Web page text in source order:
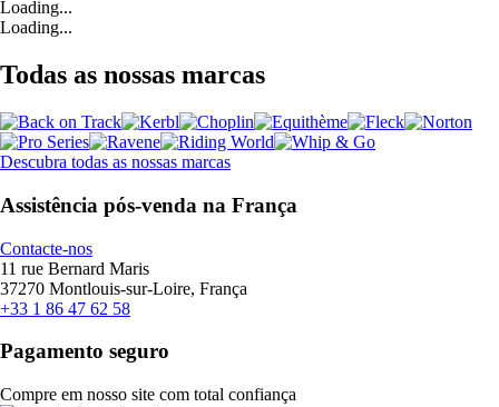
Loading...
Loading...
Todas as nossas marcas
Descubra todas as nossas marcas
Assistência pós-venda na França
Contacte-nos
11 rue Bernard Maris
37270 Montlouis-sur-Loire, França
+33 1 86 47 62 58
Pagamento seguro
Compre em nosso site com total confiança